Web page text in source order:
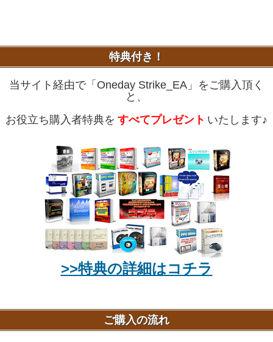
特典付き！
当サイト経由で「Oneday Strike_EA」をご購入頂く
と、
お役立ち購入者特典を すべてプレゼント いたします♪
>>特典の詳細はコチラ
ご購入の流れ